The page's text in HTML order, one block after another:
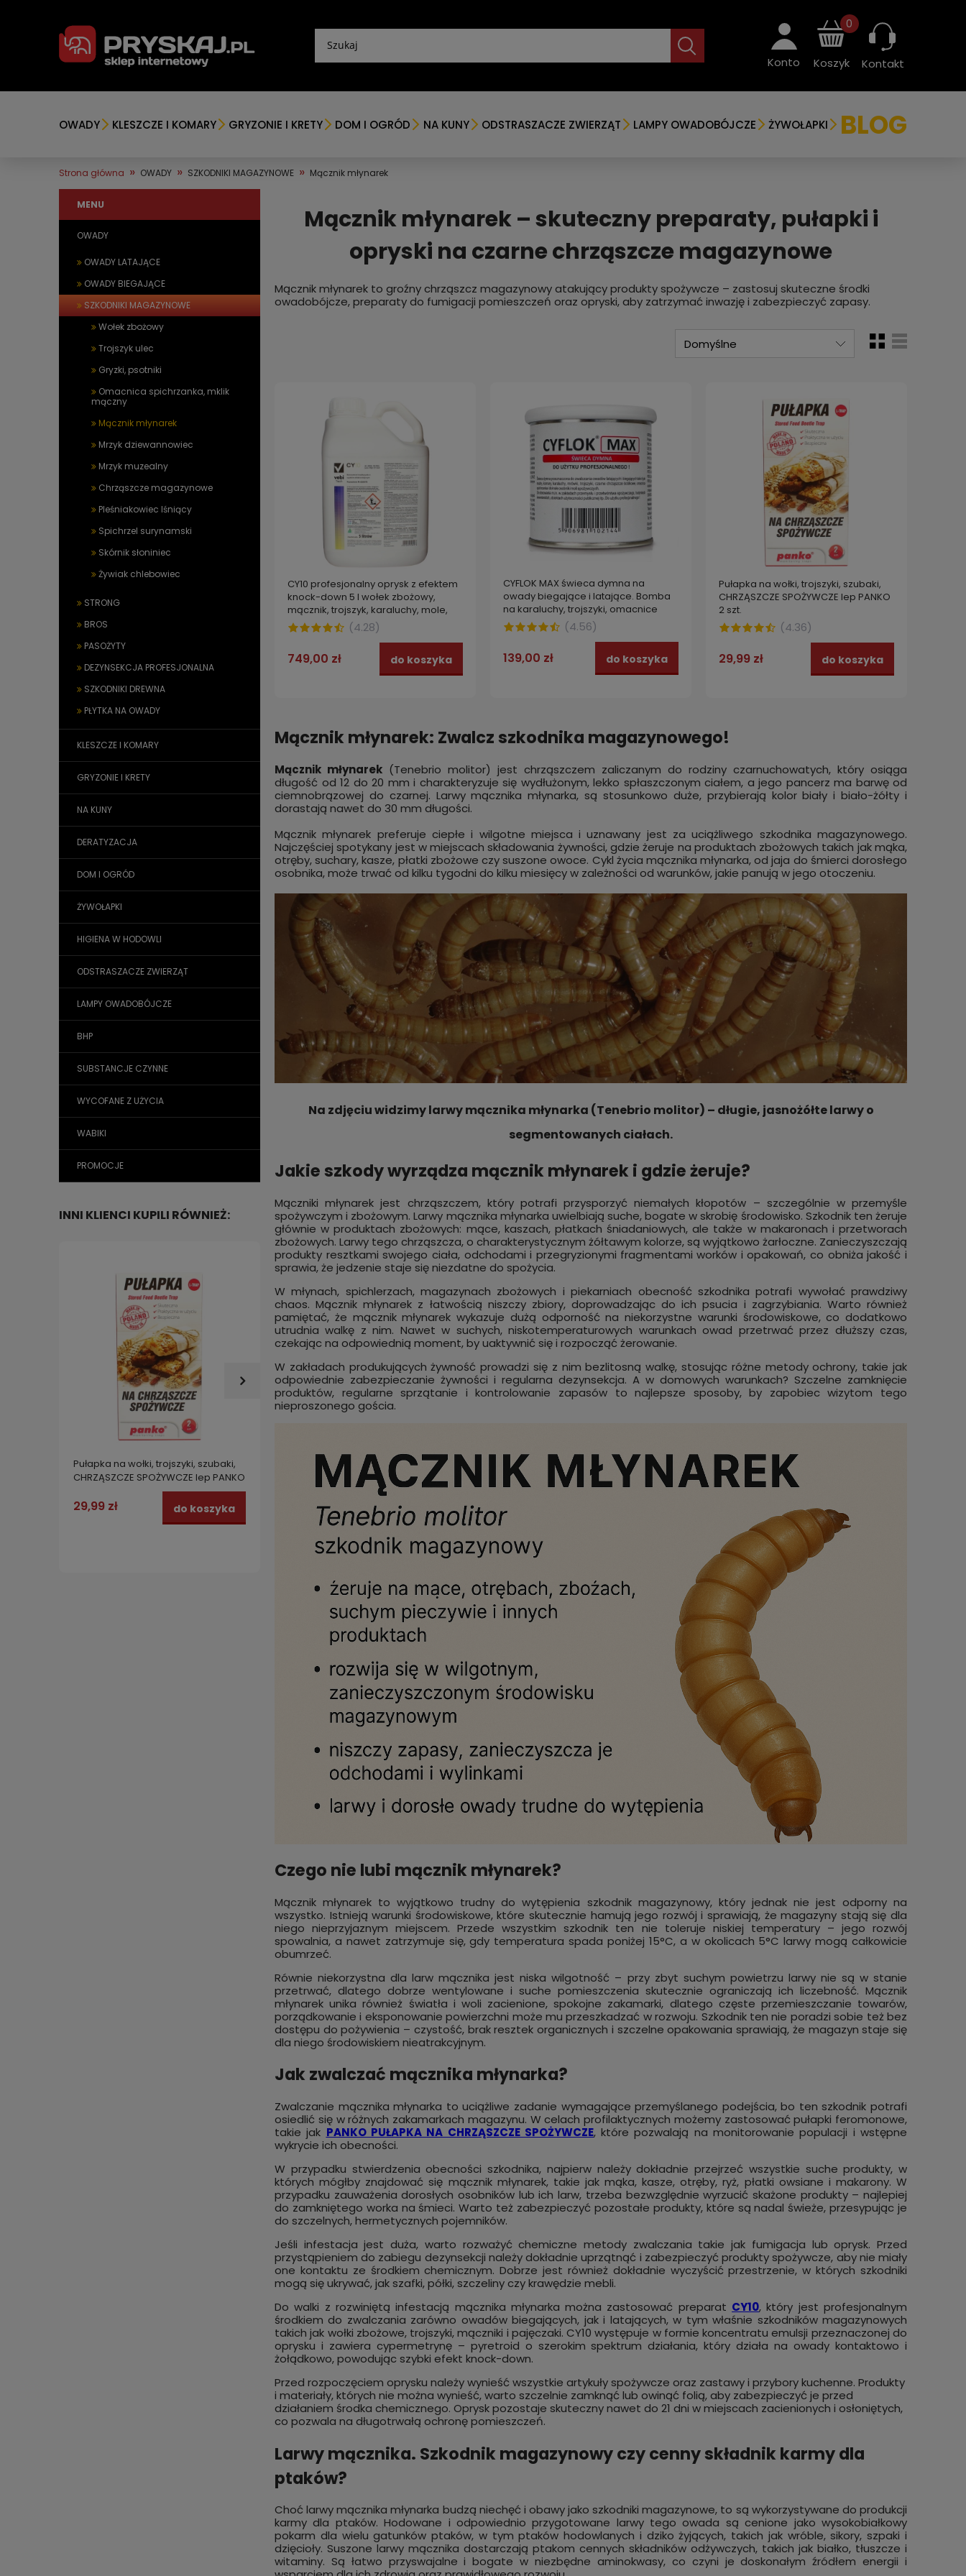
Konto Koszyk
0
Kontakt
OWADY KLESZCZE I KOMARY GRYZONIE I KRETY DOM I OGRÓD NA KUNY ODSTRASZACZE ZWIERZĄT LAMPY OWADOBÓJCZE ŻYWOŁAPKI BLOG
Strona główna » OWADY » SZKODNIKI MAGAZYNOWE » Mącznik młynarek
MENU
OWADY
OWADY LATAJĄCE
OWADY BIEGAJĄCE
SZKODNIKI MAGAZYNOWE
Wołek zbożowy
Trojszyk ulec
Gryzki, psotniki
Omacnica spichrzanka, mklik
mączny
Mącznik młynarek
Mrzyk dziewannowiec
Mrzyk muzealny
Chrząszcze magazynowe
Pleśniakowiec lśniący
Spichrzel surynamski
Skórnik słoniniec
Żywiak chlebowiec
STRONG
BROS
PASOŻYTY
DEZYNSEKCJA PROFESJONALNA
SZKODNIKI DREWNA
PŁYTKA NA OWADY
KLESZCZE I KOMARY
GRYZONIE I KRETY
NA KUNY
DERATYZACJA
DOM I OGRÓD
ŻYWOŁAPKI
HIGIENA W HODOWLI
ODSTRASZACZE ZWIERZĄT
LAMPY OWADOBÓJCZE
BHP
SUBSTANCJE CZYNNE
WYCOFANE Z UŻYCIA
WABIKI
PROMOCJE
INNI KLIENCI KUPILI RÓWNIEŻ:
Pułapka na wołki, trojszyki, szubaki,
CHRZĄSZCZE SPOŻYWCZE lep PANKO
29,99 zł do koszyka
CYFLOK MAX świeca dymna na
owady biegające i latające. Bomba
na karaluchy, trojszyki, omacnice
spichrzankę, czarne chrząszcze,
muchy i mole spożywcze 120 g
139,00 zł do koszyka
CY10 profesjonalny oprysk z efektem
knock-down 5 l wołek zbożowy,
mącznik, trojszyk, karaluchy, mole,
Mącznik młynarek – skuteczny preparaty, pułapki i
opryski na czarne chrząszcze magazynowe
Mącznik młynarek to groźny chrząszcz magazynowy atakujący produkty spożywcze – zastosuj skuteczne środki
owadobójcze, preparaty do fumigacji pomieszczeń oraz opryski, aby zatrzymać inwazję i zabezpieczyć zapasy.
CY10 profesjonalny oprysk z efektem
knock-down 5 l wołek zbożowy,
mącznik, trojszyk, karaluchy, mole,
pchły, pluskwy(4.28)
749,00 zł do koszyka
CYFLOK MAX świeca dymna na
owady biegające i latające. Bomba
na karaluchy, trojszyki, omacnice
spichrzankę, czarne chrząszcze,
muchy i mole spożywcze 120 g
(4.56)
139,00 zł do koszyka
Pułapka na wołki, trojszyki, szubaki,
CHRZĄSZCZE SPOŻYWCZE lep PANKO
2 szt.
(4.36)
29,99 zł do koszyka
Mącznik młynarek: Zwalcz szkodnika magazynowego!
Mącznik młynarek (Tenebrio molitor) jest chrząszczem zaliczanym do rodziny czarnuchowatych, który osiąga
długość od 12 do 20 mm i charakteryzuje się wydłużonym, lekko spłaszczonym ciałem, a jego pancerz ma barwę od
ciemnobrązowej do czarnej. Larwy mącznika młynarka, są stosunkowo duże, przybierają kolor biały i biało-żółty i
dorastają nawet do 30 mm długości.
Mącznik młynarek preferuje ciepłe i wilgotne miejsca i uznawany jest za uciążliwego szkodnika magazynowego.
Najczęściej spotykany jest w miejscach składowania żywności, gdzie żeruje na produktach zbożowych takich jak mąka,
otręby, suchary, kasze, płatki zbożowe czy suszone owoce. Cykl życia mącznika młynarka, od jaja do śmierci dorosłego
osobnika, może trwać od kilku tygodni do kilku miesięcy w zależności od warunków, jakie panują w jego otoczeniu.
Na zdjęciu widzimy larwy mącznika młynarka (Tenebrio molitor) – długie, jasnożółte larwy o
segmentowanych ciałach.
Jakie szkody wyrządza mącznik młynarek i gdzie żeruje?
Mączniki młynarek jest chrząszczem, który potrafi przysporzyć niemałych kłopotów – szczególnie w przemyśle
spożywczym i zbożowym. Larwy mącznika młynarka uwielbiają suche, bogate w skrobię środowisko. Szkodnik ten żeruje
głównie w produktach zbożowych: mące, kaszach, płatkach śniadaniowych, ale także w makaronach i przetworach
zbożowych. Larwy tego chrząszcza, o charakterystycznym żółtawym kolorze, są wyjątkowo żarłoczne. Zanieczyszczają
produkty resztkami swojego ciała, odchodami i przegryzionymi fragmentami worków i opakowań, co obniża jakość i
sprawia, że jedzenie staje się niezdatne do spożycia.
W młynach, spichlerzach, magazynach zbożowych i piekarniach obecność szkodnika potrafi wywołać prawdziwy
chaos. Mącznik młynarek z łatwością niszczy zbiory, doprowadzając do ich psucia i zagrzybiania. Warto również
pamiętać, że mącznik młynarek wykazuje dużą odporność na niekorzystne warunki środowiskowe, co dodatkowo
utrudnia walkę z nim. Nawet w suchych, niskotemperaturowych warunkach owad przetrwać przez dłuższy czas,
czekając na odpowiednią moment, by uaktywnić się i rozpocząć żerowanie.
W zakładach produkujących żywność prowadzi się z nim bezlitosną walkę, stosując różne metody ochrony, takie jak
odpowiednie zabezpieczanie żywności i regularna dezynsekcja. A w domowych warunkach? Szczelne zamknięcie
produktów, regularne sprzątanie i kontrolowanie zapasów to najlepsze sposoby, by zapobiec wizytom tego
nieproszonego gościa.
Czego nie lubi mącznik młynarek?
Mącznik młynarek to wyjątkowo trudny do wytępienia szkodnik magazynowy, który jednak nie jest odporny na
wszystko. Istnieją warunki środowiskowe, które skutecznie hamują jego rozwój i sprawiają, że magazyny stają się dla
niego nieprzyjaznym miejscem. Przede wszystkim szkodnik ten nie toleruje niskiej temperatury – jego rozwój
spowalnia, a nawet zatrzymuje się, gdy temperatura spada poniżej 15°C, a w okolicach 5°C larwy mogą całkowicie
obumrzeć.
Równie niekorzystna dla larw mącznika jest niska wilgotność – przy zbyt suchym powietrzu larwy nie są w stanie
przetrwać, dlatego dobrze wentylowane i suche pomieszczenia skutecznie ograniczają ich liczebność. Mącznik
młynarek unika również światła i woli zacienione, spokojne zakamarki, dlatego częste przemieszczanie towarów,
porządkowanie i eksponowanie powierzchni może mu przeszkadzać w rozwoju. Szkodnik ten nie poradzi sobie też bez
dostępu do pożywienia – czystość, brak resztek organicznych i szczelne opakowania sprawiają, że magazyn staje się
dla niego środowiskiem nieatrakcyjnym.
Jak zwalczać mącznika młynarka?
Zwalczanie mącznika młynarka to uciążliwe zadanie wymagające przemyślanego podejścia, bo ten szkodnik potrafi
osiedlić się w różnych zakamarkach magazynu. W celach profilaktycznych możemy zastosować pułapki feromonowe,
takie jak PANKO PUŁAPKA NA CHRZĄSZCZE SPOŻYWCZE, które pozwalają na monitorowanie populacji i wstępne
wykrycie ich obecności.
W przypadku stwierdzenia obecności szkodnika, najpierw należy dokładnie przejrzeć wszystkie suche produkty, w
których mógłby znajdować się mącznik młynarek, takie jak mąka, kasze, otręby, ryż, płatki owsiane i makarony. W
przypadku zauważenia dorosłych osobników lub ich larw, trzeba bezwzględnie wyrzucić skażone produkty – najlepiej
do zamkniętego worka na śmieci. Warto też zabezpieczyć pozostałe produkty, które są nadal świeże, przesypując je
do szczelnych, hermetycznych pojemników.
Jeśli infestacja jest duża, warto rozważyć chemiczne metody zwalczania takie jak fumigacja lub oprysk. Przed
przystąpieniem do zabiegu dezynsekcji należy dokładnie uprzątnąć i zabezpieczyć produkty spożywcze, aby nie miały
one kontaktu ze środkiem chemicznym. Dobrze jest również dokładnie wyczyścić przestrzenie, w których szkodniki
mogą się ukrywać, jak szafki, półki, szczeliny czy krawędzie mebli.
Do walki z rozwiniętą infestacją mącznika młynarka można zastosować preparat CY10, który jest profesjonalnym
środkiem do zwalczania zarówno owadów biegających, jak i latających, w tym właśnie szkodników magazynowych
takich jak wołki zbożowe, trojszyki, mączniki i pajęczaki. CY10 występuje w formie koncentratu emulsji przeznaczonej do
oprysku i zawiera cypermetrynę – pyretroid o szerokim spektrum działania, który działa na owady kontaktowo i
żołądkowo, powodując szybki efekt knock-down.
Przed rozpoczęciem oprysku należy wynieść wszystkie artykuły spożywcze oraz zastawy i przybory kuchenne. Produkty
i materiały, których nie można wynieść, warto szczelnie zamknąć lub owinąć folią, aby zabezpieczyć je przed
działaniem środka chemicznego. Oprysk pozostaje skuteczny nawet do 21 dni w miejscach zacienionych i osłoniętych,
co pozwala na długotrwałą ochronę pomieszczeń.
Larwy mącznika. Szkodnik magazynowy czy cenny składnik karmy dla
ptaków?
Choć larwy mącznika młynarka budzą niechęć i obawy jako szkodniki magazynowe, to są wykorzystywane do produkcji
karmy dla ptaków. Hodowane i odpowiednio przygotowane larwy tego owada są cenione jako wysokobiałkowy
pokarm dla wielu gatunków ptaków, w tym ptaków hodowlanych i dziko żyjących, takich jak wróble, sikory, szpaki i
dzięcioły. Suszone larwy mącznika dostarczają ptakom cennych składników odżywczych, takich jak białko, tłuszcze i
witaminy. Są łatwo przyswajalne i bogate w niezbędne aminokwasy, co czyni je doskonałym źródłem energii i